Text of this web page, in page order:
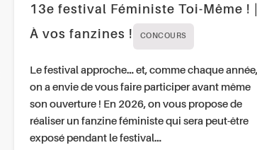
13e festival Féministe Toi-Même !
À vos fanzines !
CONCOURS
Le festival approche… et, comme chaque année,
on a envie de vous faire participer avant même
son ouverture ! En 2026, on vous propose de
réaliser un fanzine féministe qui sera peut-être
exposé pendant le festival…